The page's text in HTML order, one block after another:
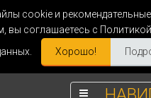
cookie и рекомендательные
вы соглашаетесь с
Хорошо!